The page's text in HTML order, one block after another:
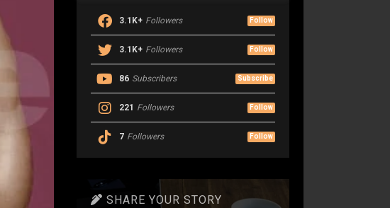
3.1K+ Followers Follow
3.1K+ Followers Follow
86 Subscribers Subscribe
221 Followers Follow
7 Followers Follow
SHARE YOUR STORY